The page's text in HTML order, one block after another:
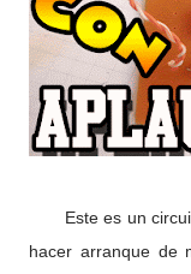
Este es un
hacer arranque de